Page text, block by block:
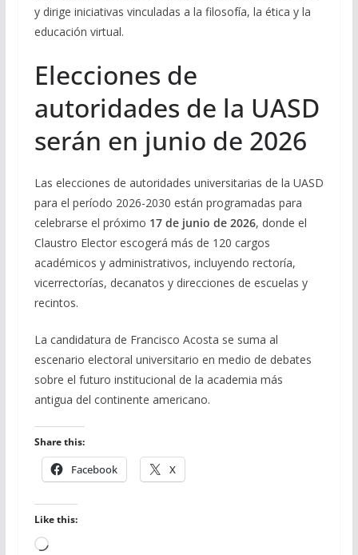
y dirige iniciativas vinculadas a la filosofía, la ética y la
educación virtual.
Elecciones de
autoridades de la UASD
serán en junio de 2026
Las elecciones de autoridades universitarias de la UASD
para el período 2026-2030 están programadas para
celebrarse el próximo 17 de junio de 2026, donde el
Claustro Elector escogerá más de 120 cargos
académicos y administrativos, incluyendo rectoría,
vicerrectorías, decanatos y direcciones de escuelas y
recintos.
La candidatura de Francisco Acosta se suma al
escenario electoral universitario en medio de debates
sobre el futuro institucional de la academia más
antigua del continente americano.
Share this:
Facebook X
Like this:
Loading…